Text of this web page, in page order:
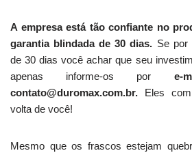
A empresa está tão confiante no
garantia blindada de 30 dias. Se por
de 30 dias você achar que seu
apenas informe-os por e-
contato@duromax.com.br. Eles
volta de você!
Mesmo que os frascos estejam